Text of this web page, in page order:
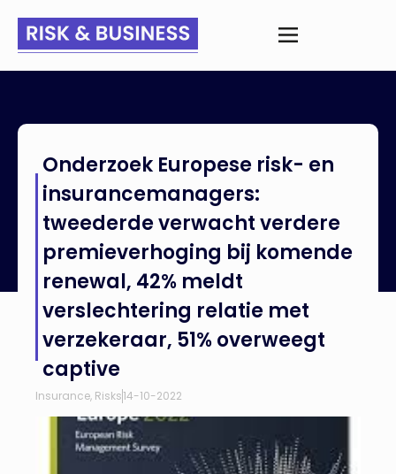
insurancemanagers: tweederde verwacht verdere
premieverhoging bij komende renewal, 42% meldt
verslechtering relatie met verzekeraar, 51% overweegt captive
Onderzoek Europese risk- en
insurancemanagers:
tweederde verwacht verdere
premieverhoging bij komende
renewal, 42% meldt
verslechtering relatie met
verzekeraar, 51% overweegt
captive
Insurance, Risks14-10-2022